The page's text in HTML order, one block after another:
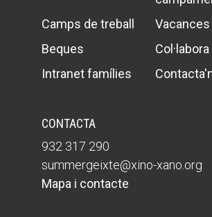
Camps de treball
Beques
Col·labora
Intranet famílies
CONTACTA
932 317 290
summergeixte@xino-xano.org
Mapa i contacte
COL·LABORA
Fes voluntariat